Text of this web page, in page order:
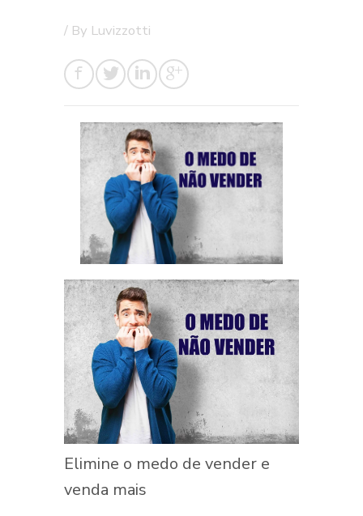
/ By Luvizzotti
Elimine o medo de vender e
venda mais